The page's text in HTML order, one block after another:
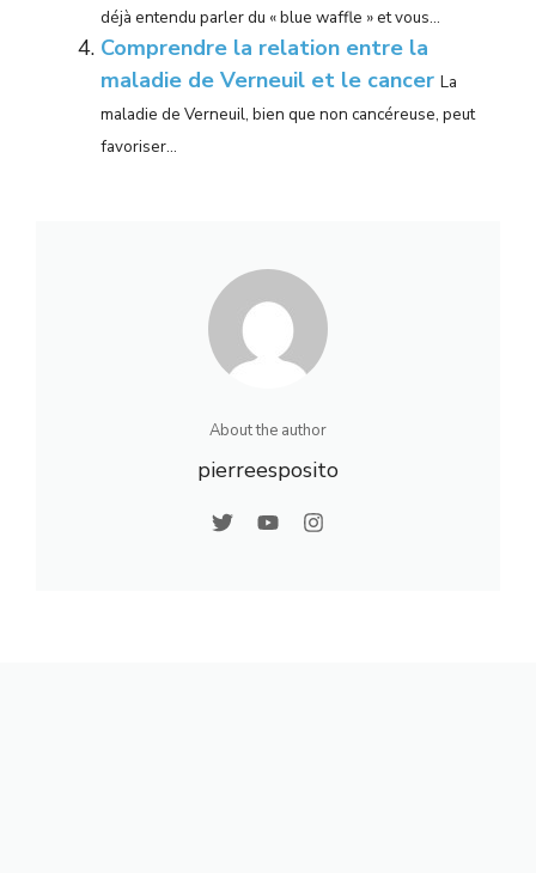
déjà entendu parler du « blue waffle » et vous...
Comprendre la relation entre la
maladie de Verneuil et le cancer La
maladie de Verneuil, bien que non cancéreuse, peut
favoriser...
About the author
pierreesposito